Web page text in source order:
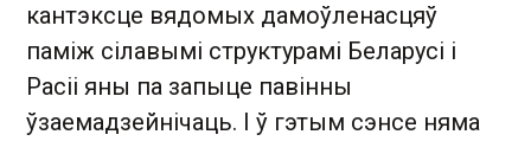
кантэксце вядомых дамоўленасцяў
паміж сілавымі структурамі Беларусі і
Расіі яны па запыце павінны
ўзаемадзейнічаць. І ў гэтым сэнсе няма